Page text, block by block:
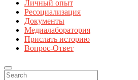
Личный опыт
Ресоциализация
Документы
Медиалаборатория
Прислать историю
Вопрос-Ответ